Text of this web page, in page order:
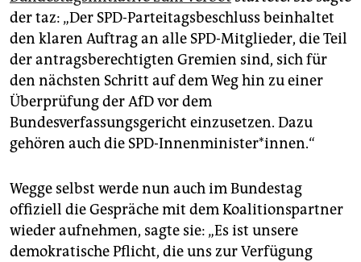
der taz: „Der SPD-Parteitagsbeschluss beinhaltet
den klaren Auftrag an alle SPD-Mitglieder, die Teil
der antragsberechtigten Gremien sind, sich für
den nächsten Schritt auf dem Weg hin zu einer
Überprüfung der AfD vor dem
Bundesverfassungsgericht einzusetzen. Dazu
gehören auch die SPD-Innenminister*innen.“
Wegge selbst werde nun auch im Bundestag
offiziell die Gespräche mit dem Koalitionspartner
wieder aufnehmen, sagte sie: „Es ist unsere
demokratische Pflicht, die uns zur Verfügung